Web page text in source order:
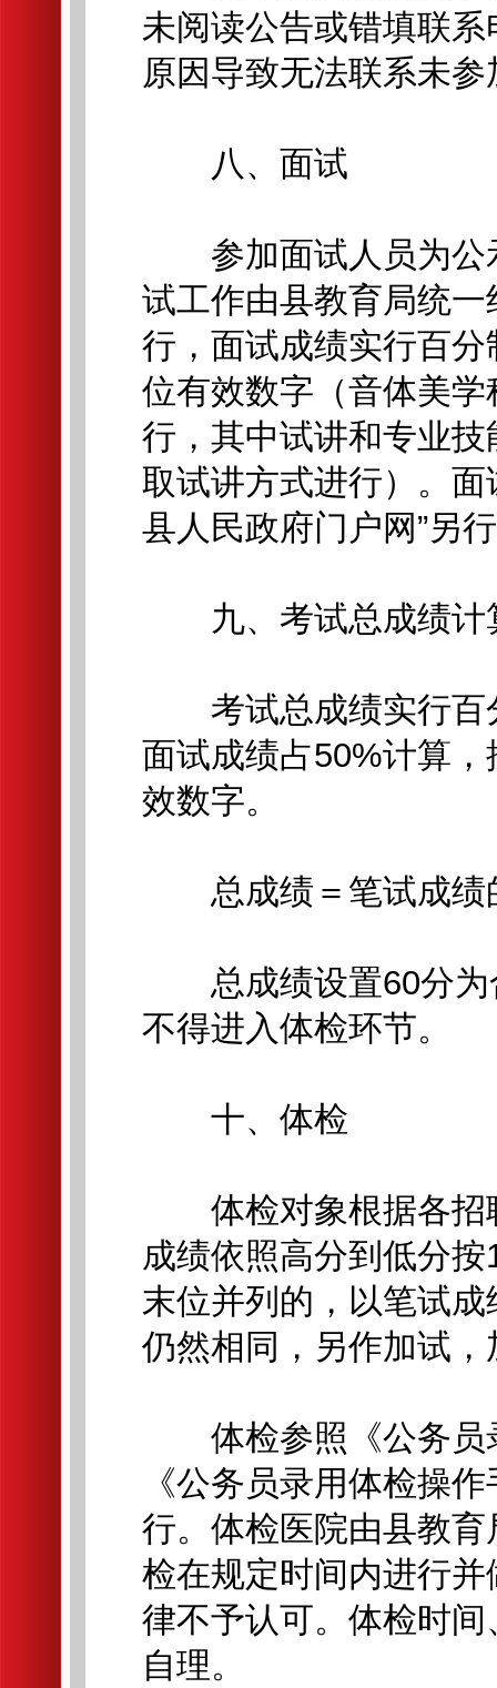
未阅读公告或错填联
原因导致无法联系未
八、面试
参加面试人员为公
试工作由县教育局统
行，面试成绩实行百分
位有效数字（音体美
行，其中试讲和专业
取试讲方式进行）。
县人民政府门户网”另
九、考试总成绩计
考试总成绩实行百
面试成绩占50%计算，
效数字。
总成绩＝笔试成绩
总成绩设置60分为
不得进入体检环节。
十、体检
体检对象根据各招
成绩依照高分到低分
末位并列的，以笔试
仍然相同，另作加试
体检参照《公务员
《公务员录用体检操
行。体检医院由县教
检在规定时间内进行
律不予认可。体检时
自理。